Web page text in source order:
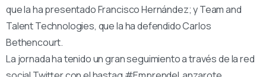
que la ha presentado Francisco Hernández; y Team and
Talent Technologies, que la ha defendido Carlos
Bethencourt.
La jornada ha tenido un gran seguimiento a través de la red